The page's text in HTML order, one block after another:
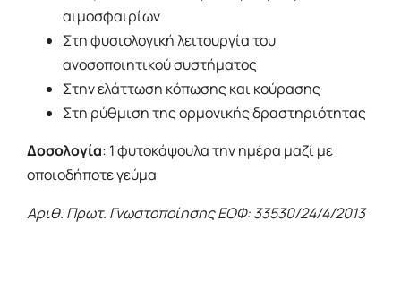
αιμοσφαιρίων
Στη φυσιολογική λειτουργία του
ανοσοποιητικού συστήματος
Στην ελάττωση κόπωσης και κούρασης
Στη ρύθμιση της ορμονικής δραστηριότητας
Δοσολογία: 1 φυτοκάψουλα την ημέρα μαζί με
οποιοδήποτε γεύμα
Αριθ. Πρωτ. Γνωστοποίησης ΕΟΦ: 33530/24/4/2013